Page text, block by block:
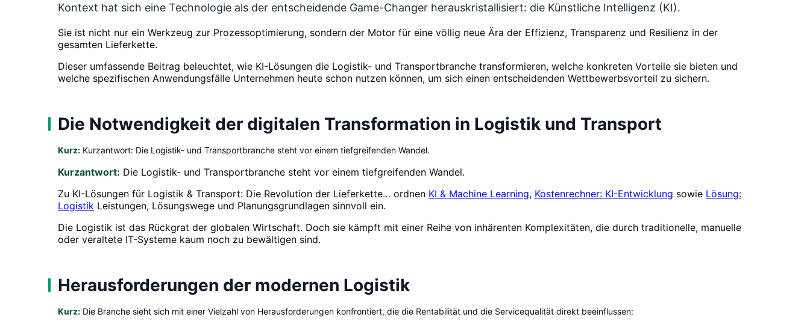
Kontext hat sich eine Technologie als der entscheidende Game-Changer herauskristallisiert: die Künstliche Intelligenz (KI).
Sie ist nicht nur ein Werkzeug zur Prozessoptimierung, sondern der Motor für eine völlig neue Ära der Effizienz, Transparenz und Resilienz in der
gesamten Lieferkette.
Dieser umfassende Beitrag beleuchtet, wie KI-Lösungen die Logistik- und Transportbranche transformieren, welche konkreten Vorteile sie bieten und
welche spezifischen Anwendungsfälle Unternehmen heute schon nutzen können, um sich einen entscheidenden Wettbewerbsvorteil zu sichern.
Die Notwendigkeit der digitalen Transformation in Logistik und Transport
Kurz: Kurzantwort: Die Logistik- und Transportbranche steht vor einem tiefgreifenden Wandel.
Kurzantwort: Die Logistik- und Transportbranche steht vor einem tiefgreifenden Wandel.
Zu KI-Lösungen für Logistik & Transport: Die Revolution der Lieferkette… ordnen KI & Machine Learning, Kostenrechner: KI-Entwicklung sowie Lösung:
Logistik Leistungen, Lösungswege und Planungsgrundlagen sinnvoll ein.
Die Logistik ist das Rückgrat der globalen Wirtschaft. Doch sie kämpft mit einer Reihe von inhärenten Komplexitäten, die durch traditionelle, manuelle
oder veraltete IT-Systeme kaum noch zu bewältigen sind.
Herausforderungen der modernen Logistik
Kurz: Die Branche sieht sich mit einer Vielzahl von Herausforderungen konfrontiert, die die Rentabilität und die Servicequalität direkt beeinflussen: